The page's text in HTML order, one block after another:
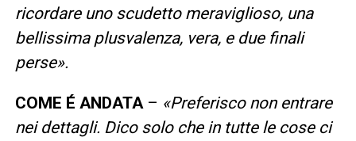
ricordare uno scudetto meraviglioso, una
bellissima plusvalenza, vera, e due finali
perse».
COME É ANDATA– «Preferisco non entrare
nei dettagli. Dico solo che in tutte le cose ci